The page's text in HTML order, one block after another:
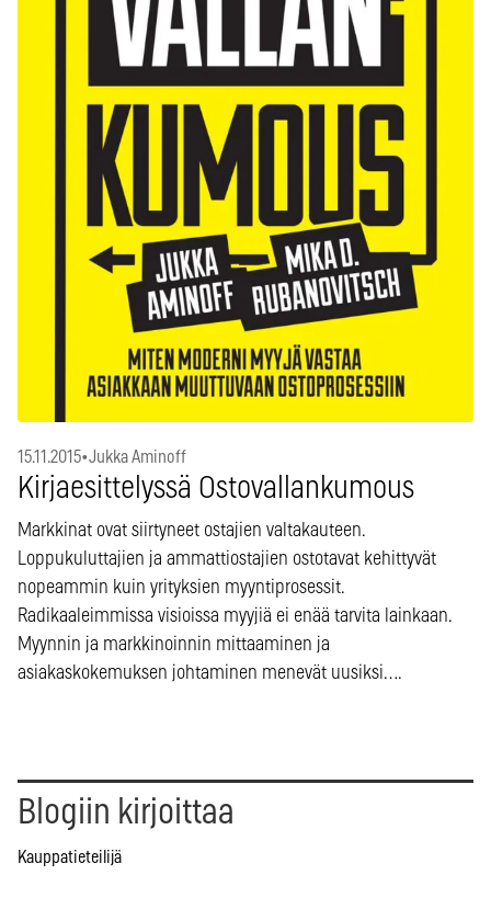
15.11.2015•Jukka Aminoff
Kirjaesittelyssä Ostovallankumous
Markkinat ovat siirtyneet ostajien valtakauteen.
Loppukuluttajien ja ammattiostajien ostotavat kehittyvät
nopeammin kuin yrityksien myyntiprosessit.
Radikaaleimmissa visioissa myyjiä ei enää tarvita lainkaan.
Myynnin ja markkinoinnin mittaaminen ja
asiakaskokemuksen johtaminen menevät uusiksi….
Blogiin kirjoittaa
Kauppatieteilijä